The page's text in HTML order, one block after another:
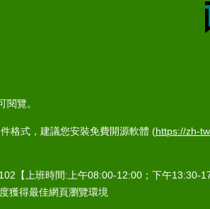
覽。
格式，建議您安裝免費開源軟體 (https://zh-
上班時間:上午08:00-12:00；下午13:30-
獲得最佳網頁瀏覽環境